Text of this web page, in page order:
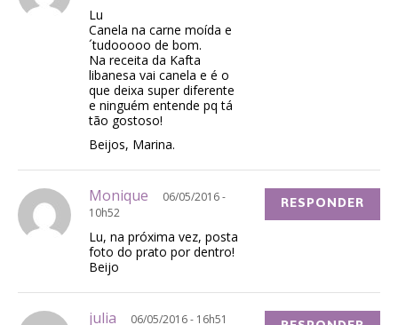
Lu
Canela na carne moída e
´tudooooo de bom.
Na receita da Kafta
libanesa vai canela e é o
que deixa super diferente
e ninguém entende pq tá
tão gostoso!
Beijos, Marina.
Monique
06/05/2016 -
10h52
Lu, na próxima vez, posta
foto do prato por dentro!
Beijo
RESPONDER
julia 06/05/2016 - 16h51